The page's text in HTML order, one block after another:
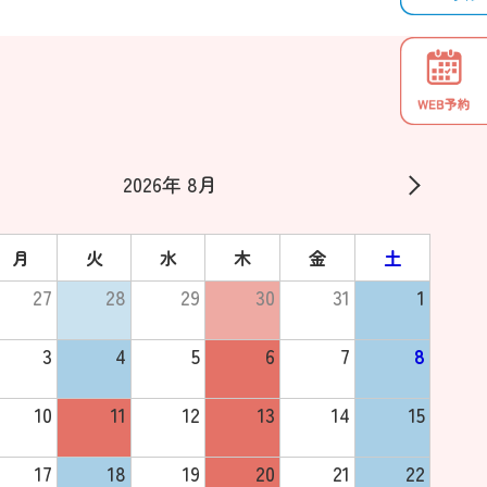
2026年 8月
月 火 水 木 金 土
27 28 29 30 31 1
3 4 5 6 7 8
10 11 12 13 14 15
17 18 19 20 21 22